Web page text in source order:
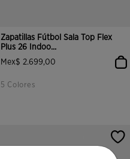
Zapatillas Fútbol Sala Top Flex
Plus 26 Indoo...
Mex$ 2.699,00
5 Colores